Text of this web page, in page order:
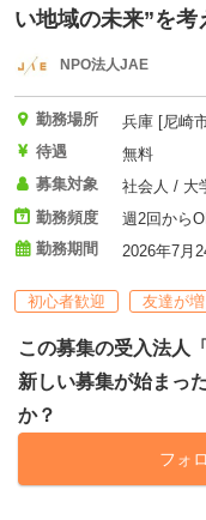
い地域の未来”を考
NPO法人JAE
勤務場所
兵庫 [尼崎
待遇
無料
募集対象
社会人 / 大
勤務頻度
週2回から
勤務期間
2026年7月
初心者歓迎 友達が
この募集の受入法人
新しい募集が始まっ
か？
フォ